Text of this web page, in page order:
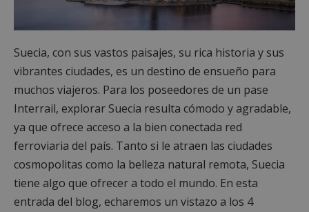
Suecia, con sus vastos paisajes, su rica historia y sus
vibrantes ciudades, es un destino de ensueño para
muchos viajeros. Para los poseedores de un pase
Interrail, explorar Suecia resulta cómodo y agradable,
ya que ofrece acceso a la bien conectada red
ferroviaria del país. Tanto si le atraen las ciudades
cosmopolitas como la belleza natural remota, Suecia
tiene algo que ofrecer a todo el mundo. En esta
entrada del blog, echaremos un vistazo a los 4